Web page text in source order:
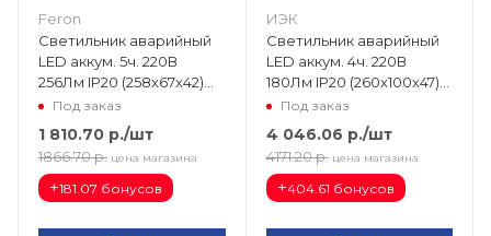
Feron
Светильник аварийный
LED аккум. 5ч. 220В
256Лм IP20 (258х67х42)
EL18 12900
Под заказ
1 810.70 р./шт
1866.70 р. цена магазина
+181.07 бонусов
ИЭК
Светильник аварийный
LED аккум. 4ч. 220В
180Лм IP20 (260х100х47)
ДПА 2101 не пост. LDPA0-
Под заказ
4 046.06 р./шт
4171.20 р. цена магазина
+404.61 бонусов